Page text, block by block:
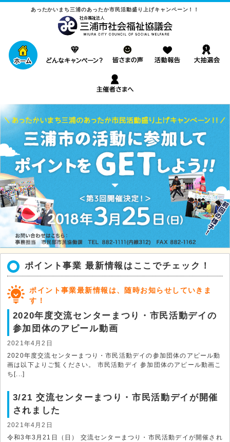
あったかいまち三浦のあったか市民活動盛り上げキャンペーン！！
ポイント事業 最新情報はここでチェック！
ポイント事業最新情報は、随時お知らせしていきま
す！
2020年度交流センターまつり・市民活動デイの
参加団体のアピール動画
2021年4月2日
2020年度交流センターまつり・市民活動デイの参加団体のアピール動
画は以下よりご覧ください。 市民活動デイ 参加団体のアピール動画こ
ち[...]
3/21 交流センターまつり・市民活動デイが開催
されました
2021年4月2日
令和3年3月21日（日） 交流センターまつり・市民活動デイが開催され